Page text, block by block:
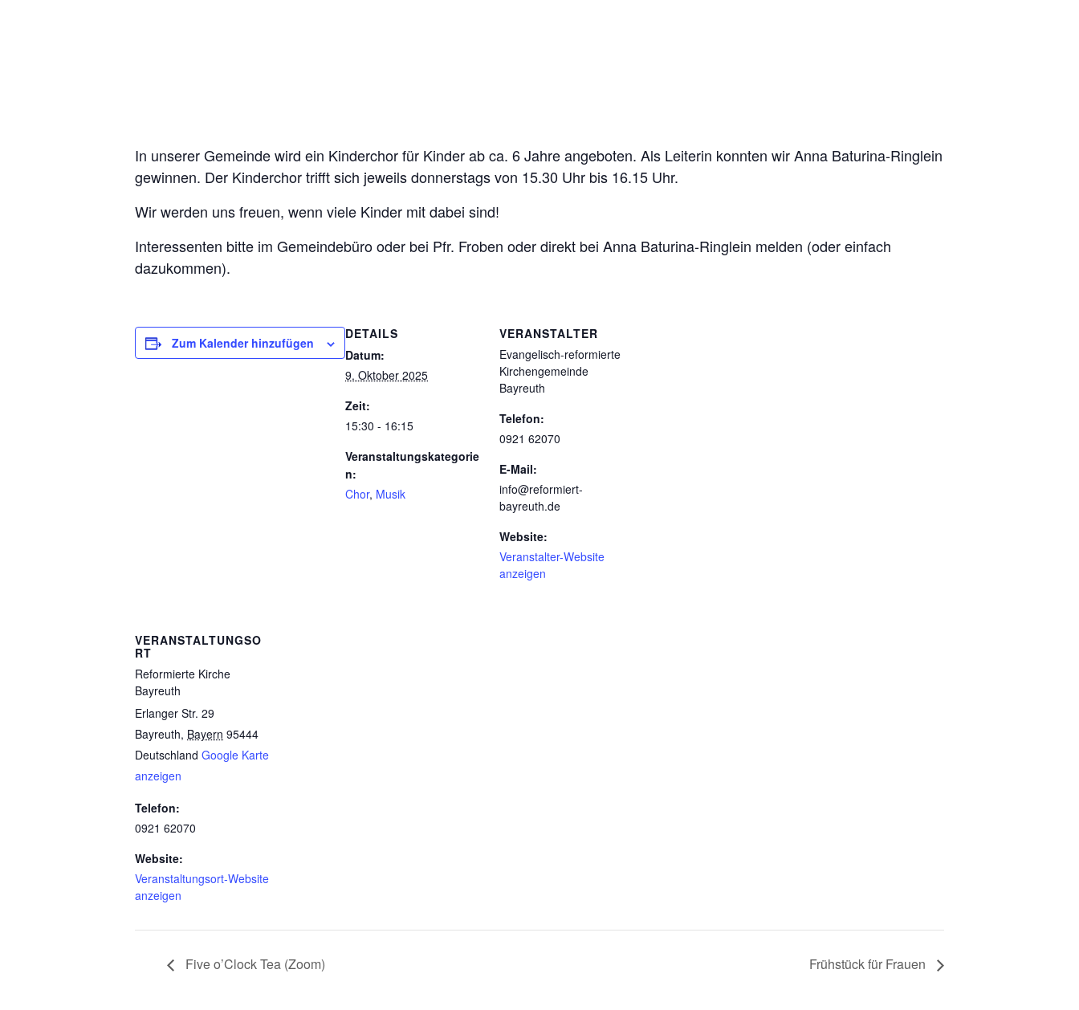
In unserer Gemeinde wird ein Kinderchor für Kinder ab ca. 6 Jahre angeboten. Als Leiterin konnten wir Anna Baturina-Ringlein
gewinnen. Der Kinderchor trifft sich jeweils donnerstags von 15.30 Uhr bis 16.15 Uhr.
Wir werden uns freuen, wenn viele Kinder mit dabei sind!
Interessenten bitte im Gemeindebüro oder bei Pfr. Froben oder direkt bei Anna Baturina-Ringlein melden (oder einfach
dazukommen).
Zum Kalender hinzufügen
DETAILS
Datum:
9. Oktober 2025
Zeit:
15:30 - 16:15
Veranstaltungskategorie
n:
Chor, Musik
VERANSTALTER
Evangelisch-reformierte
Kirchengemeinde
Bayreuth
Telefon:
0921 62070
E-Mail:
info@reformiert-
bayreuth.de
Website:
Veranstalter-Website
anzeigen
VERANSTALTUNGSO
RT
Reformierte Kirche
Bayreuth
Erlanger Str. 29
Bayreuth, Bayern 95444
Deutschland Google Karte
anzeigen
Telefon:
0921 62070
Website:
Veranstaltungsort-Website
anzeigen
Five o’Clock Tea (Zoom) Frühstück für Frauen